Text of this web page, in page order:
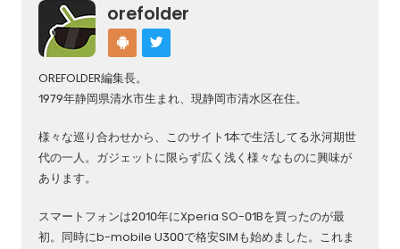
orefolder
OREFOLDER編集長。
1979年静岡県清水市生まれ、現静岡市清水区在住。
様々な巡り合わせから、このサイト1本で生活してる氷河期世
代の一人。ガジェットに限らず広く浅く様々なものに興味が
あります。
スマートフォンは2010年にXperia SO-01Bを買ったのが最
初。同時にb-mobile U300で格安SIMも始めました。これま